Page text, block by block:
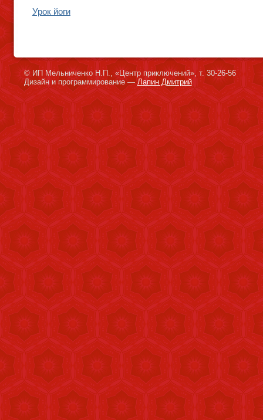
Урок йоги
© ИП Мельниченко Н.П., «Центр приключений», т. 30-26-56
Дизайн и программирование — Лапин Дмитрий